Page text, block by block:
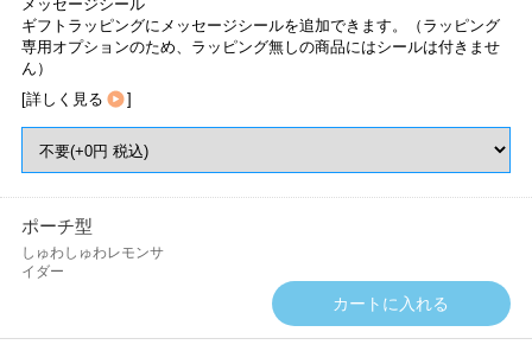
メッセージシール
ギフトラッピングにメッセージシールを追加できます。（ラッピング
専用オプションのため、ラッピング無しの商品にはシールは付きませ
ん）
[詳しく見る ]
ポーチ型
しゅわしゅわレモンサ
イダー